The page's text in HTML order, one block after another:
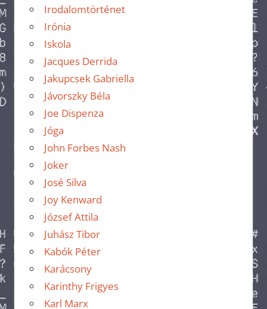
Irodalomtörténet
Irónia
Iskola
Jacques Derrida
Jakupcsek Gabriella
Jávorszky Béla
Joe Dispenza
Jóga
John Forbes Nash
Joker
José Silva
Joy Kenward
József Attila
Juhász Tibor
Kabók Péter
Karácsony
Karinthy Frigyes
Karl Marx